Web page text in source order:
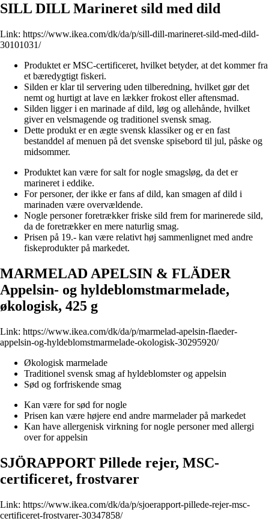
SILL DILL Marineret sild med dild
Link: https://www.ikea.com/dk/da/p/sill-dill-marineret-sild-med-dild-
30101031/
Produktet er MSC-certificeret, hvilket betyder, at det kommer fra
et bæredygtigt fiskeri.
Silden er klar til servering uden tilberedning, hvilket gør det
nemt og hurtigt at lave en lækker frokost eller aftensmad.
Silden ligger i en marinade af dild, løg og allehånde, hvilket
giver en velsmagende og traditionel svensk smag.
Dette produkt er en ægte svensk klassiker og er en fast
bestanddel af menuen på det svenske spisebord til jul, påske og
midsommer.
Produktet kan være for salt for nogle smagsløg, da det er
marineret i eddike.
For personer, der ikke er fans af dild, kan smagen af dild i
marinaden være overvældende.
Nogle personer foretrækker friske sild frem for marinerede sild,
da de foretrækker en mere naturlig smag.
Prisen på 19.- kan være relativt høj sammenlignet med andre
fiskeprodukter på markedet.
MARMELAD APELSIN & FLÄDER
Appelsin- og hyldeblomstmarmelade,
økologisk, 425 g
Link: https://www.ikea.com/dk/da/p/marmelad-apelsin-flaeder-
appelsin-og-hyldeblomstmarmelade-okologisk-30295920/
Økologisk marmelade
Traditionel svensk smag af hyldeblomster og appelsin
Sød og forfriskende smag
Kan være for sød for nogle
Prisen kan være højere end andre marmelader på markedet
Kan have allergenisk virkning for nogle personer med allergi
over for appelsin
SJÖRAPPORT Pillede rejer, MSC-
certificeret, frostvarer
Link: https://www.ikea.com/dk/da/p/sjoerapport-pillede-rejer-msc-
certificeret-frostvarer-30347858/